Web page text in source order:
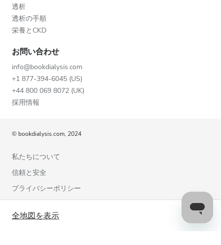
全地図を表示
透析
透析の手順
栄養とCKD
お問い合わせ
info@bookdialysis.com
+1 877-394-6045 (US)
+44 800 069 8072 (UK)
採用情報
© bookdialysis.com, 2024
私たちについて
信頼と安全
プライバシーポリシー
クッキーポリシー